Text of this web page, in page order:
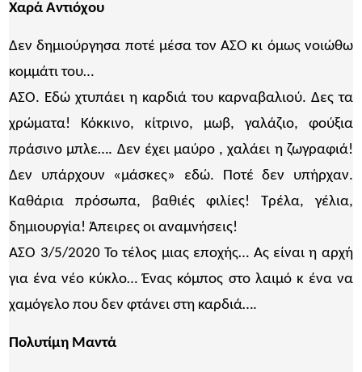
Χαρά Αντιόχου
Δεν δημιούργησα ποτέ μέσα τον ΑΣΟ κι όμως νοιώθω
κομμάτι του…
ΑΣΟ. Εδώ χτυπάει η καρδιά του καρναβαλιού. Δες τα
χρώματα! Κόκκινο, κίτρινο, μωβ, γαλάζιο, φούξια
πράσινο μπλε…. Δεν έχει μαύρο , χαλάει η ζωγραφιά!
Δεν υπάρχουν «μάσκες» εδώ. Ποτέ δεν υπήρχαν.
Καθάρια πρόσωπα, βαθιές φιλίες! Τρέλα, γέλια,
δημιουργία! Άπειρες οι αναμνήσεις!
ΑΣΟ 3/5/2020 Το τέλος μιας εποχής… Ας είναι η αρχή
για ένα νέο κύκλο… Ένας κόμπος στο λαιμό κ ένα να
χαμόγελο που δεν φτάνει στη καρδιά….
Πολυτίμη Μαντά